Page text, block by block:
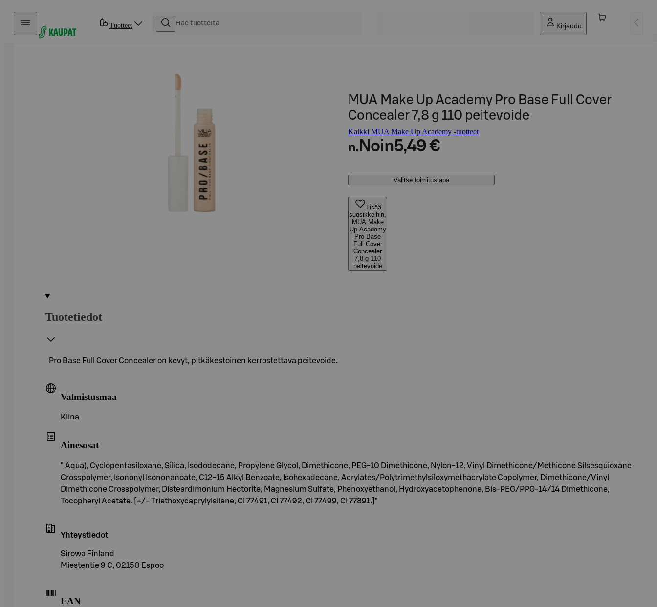
Hyppää sisältöön
Tuotteet Kirjaudu
MUA Make Up Academy Pro Base Full Cover
Concealer 7,8 g 110 peitevoide
Kaikki MUA Make Up Academy -tuotteet
n. Noin5,49 €
Valitse toimitustapa
Lisää
suosikkeihin,
MUA Make
Up Academy
Pro Base
Full Cover
Concealer
7,8 g 110
peitevoide
Tuotetiedot
Pro Base Full Cover Concealer on kevyt, pitkäkestoinen kerrostettava peitevoide.
Valmistusmaa
Kiina
Ainesosat
" Aqua), Cyclopentasiloxane, Silica, Isododecane, Propylene Glycol, Dimethicone, PEG-10 Dimethicone, Nylon-12, Vinyl Dimethicone/Methicone Silsesquioxane
Crosspolymer, Isononyl Isononanoate, C12-15 Alkyl Benzoate, Isohexadecane, Acrylates/Polytrimethylsiloxymethacrylate Copolymer, Dimethicone/Vinyl
Dimethicone Crosspolymer, Disteardimonium Hectorite, Magnesium Sulfate, Phenoxyethanol, Hydroxyacetophenone, Bis-PEG/PPG-14/14 Dimethicone,
Tocopheryl Acetate. [+/- Triethoxycaprylylsilane, CI 77491, CI 77492, CI 77499, CI 77891.]"
Yhteystiedot
Sirowa Finland
Miestentie 9 C, 02150 Espoo
EAN